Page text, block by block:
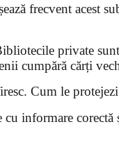
frecvent acest
private
cumpără cărți
Cum le
cu informare corectă